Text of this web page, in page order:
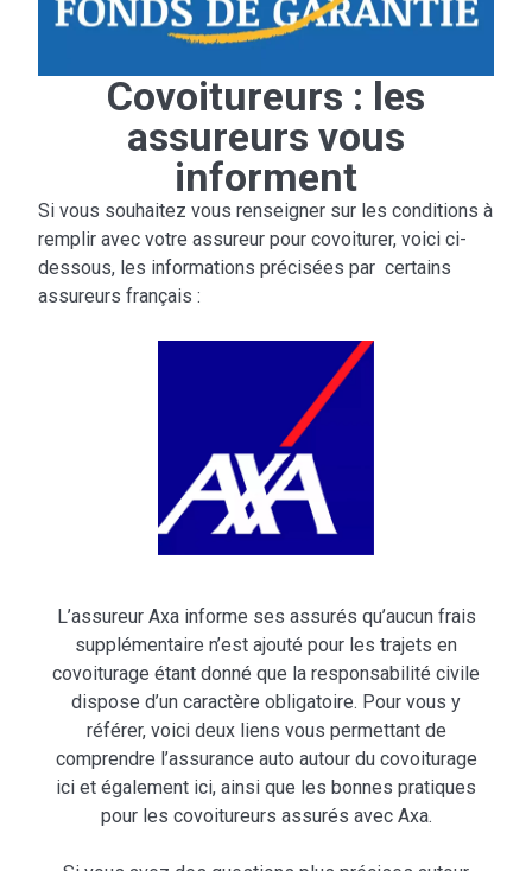
Covoitureurs : les
assureurs vous
informent
Si vous souhaitez vous renseigner sur les conditions à
remplir avec votre assureur pour covoiturer, voici ci-
dessous, les informations précisées par certains
assureurs français :
L’assureur Axa informe ses assurés qu’aucun frais
supplémentaire n’est ajouté pour les trajets en
covoiturage étant donné que la responsabilité civile
dispose d’un caractère obligatoire. Pour vous y
référer, voici deux liens vous permettant de
comprendre l’assurance auto autour du covoiturage
ici et également ici, ainsi que les bonnes pratiques
pour les covoitureurs assurés avec Axa.